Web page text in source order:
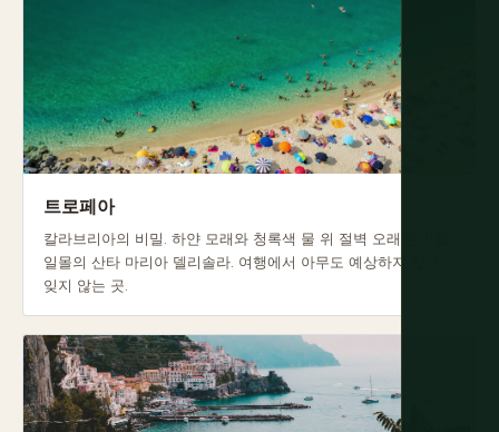
트로페아
칼라브리아의 비밀. 하얀 모래와 청록색 물 위 절벽 오래된 마을.
일몰의 산타 마리아 델리솔라. 여행에서 아무도 예상하지 않고
잊지 않는 곳.